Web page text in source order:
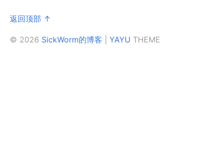
返回顶部 ↑
© 2026 SickWorm的博客 YAYU THEME